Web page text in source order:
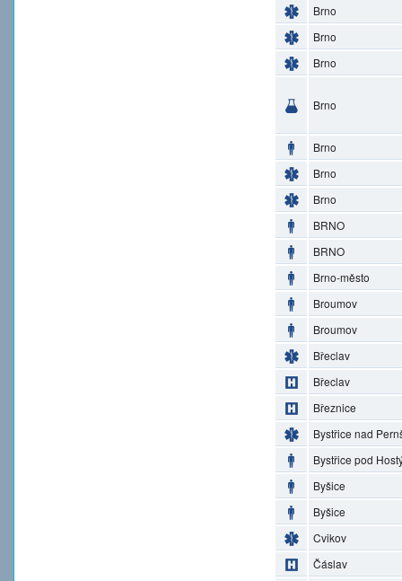
Brno
Brno
Brno
Brno
Brno
Brno
Brno
BRNO
BRNO
Brno-město
Broumov
Broumov
Břeclav
Břeclav
Březnice
Bystřice nad
Bystřice pod
Byšice
Byšice
Cvikov
Čáslav